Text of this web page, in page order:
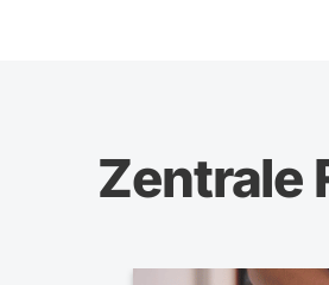
Zentrale